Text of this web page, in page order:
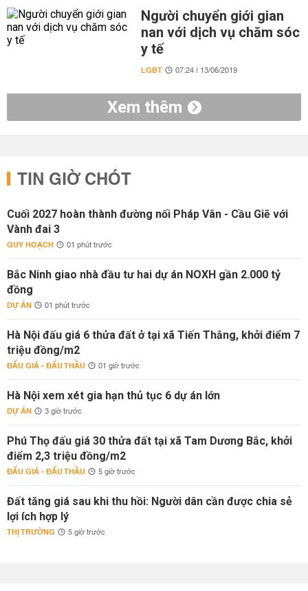
Người chuyển giới gian
nan với dịch vụ chăm sóc
y tế
LGBT 07:24 | 13/06/2019
Xem thêm
TIN GIỜ CHÓT
Cuối 2027 hoàn thành đường nối Pháp Vân - Cầu Giẽ với
Vành đai 3
QUY HOẠCH 01 phút trước
Bắc Ninh giao nhà đầu tư hai dự án NOXH gần 2.000 tỷ
đồng
DỰ ÁN 01 phút trước
Hà Nội đấu giá 6 thửa đất ở tại xã Tiến Thắng, khởi điểm 7
triệu đồng/m2
ĐẤU GIÁ - ĐẤU THẦU 01 giờ trước
Hà Nội xem xét gia hạn thủ tục 6 dự án lớn
DỰ ÁN 3 giờ trước
Phú Thọ đấu giá 30 thửa đất tại xã Tam Dương Bắc, khởi
điểm 2,3 triệu đồng/m2
ĐẤU GIÁ - ĐẤU THẦU 5 giờ trước
Đất tăng giá sau khi thu hồi: Người dân cần được chia sẻ
lợi ích hợp lý
THỊ TRƯỜNG 5 giờ trước